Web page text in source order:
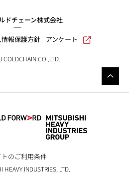
ドチェーン株式会社
報保護方針 アンケート
COLDCHAIN CO.,LTD.
トのご利用条件
INDUSTRIES, LTD.